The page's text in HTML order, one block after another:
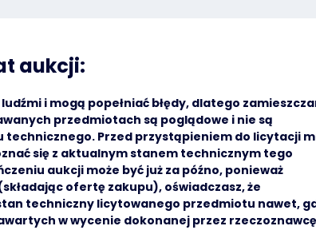
aukcji:
i mogą popełniać błędy, dlatego
przedmiotach są poglądowe i nie są
technicznego. Przed przystąpieniem do licytacji
się z aktualnym stanem technicznym tego
aukcji może być już za późno, ponieważ
ofertę zakupu), oświadczasz, że
techniczny licytowanego przedmiotu nawet,
w wycenie dokonanej przez